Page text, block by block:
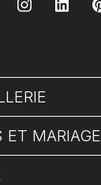
ET MARIAGE